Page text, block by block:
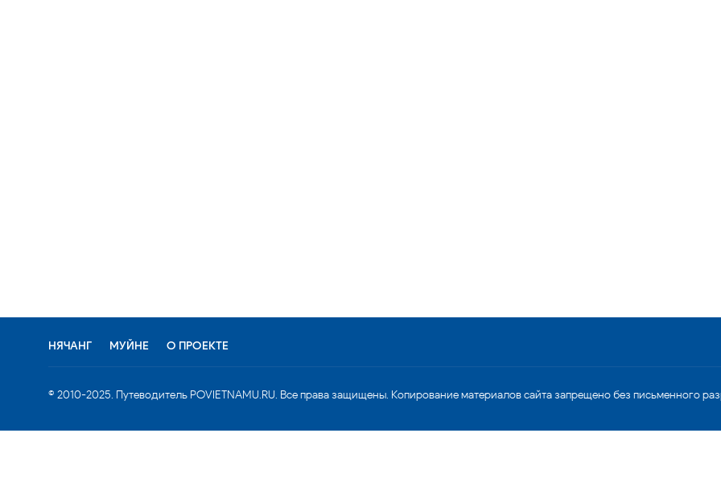
НЯЧАНГ МУЙНЕ О ПРОЕКТЕ
© 2010-2025. Путеводитель POVIETNAMU.RU. Все права защищены. Копирование материалов сайта запрещено без письменного